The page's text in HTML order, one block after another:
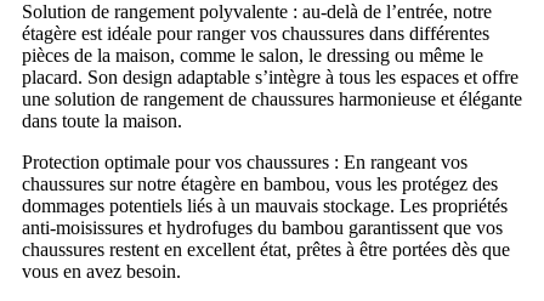
Solution de rangement polyvalente : au-delà de l’entrée, notre
étagère est idéale pour ranger vos chaussures dans différentes
pièces de la maison, comme le salon, le dressing ou même le
placard. Son design adaptable s’intègre à tous les espaces et offre
une solution de rangement de chaussures harmonieuse et élégante
dans toute la maison.
Protection optimale pour vos chaussures : En rangeant vos
chaussures sur notre étagère en bambou, vous les protégez des
dommages potentiels liés à un mauvais stockage. Les propriétés
anti-moisissures et hydrofuges du bambou garantissent que vos
chaussures restent en excellent état, prêtes à être portées dès que
vous en avez besoin.